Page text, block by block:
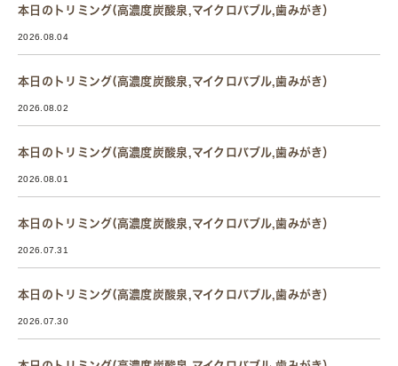
本日のトリミング(高濃度炭酸泉,マイクロバブル,歯みがき）
2026.08.04
本日のトリミング(高濃度炭酸泉,マイクロバブル,歯みがき）
2026.08.02
本日のトリミング(高濃度炭酸泉,マイクロバブル,歯みがき）
2026.08.01
本日のトリミング(高濃度炭酸泉,マイクロバブル,歯みがき）
2026.07.31
本日のトリミング(高濃度炭酸泉,マイクロバブル,歯みがき）
2026.07.30